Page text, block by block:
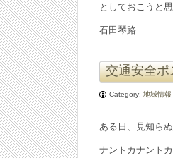
としておこうと思
石田琴路
交通安全
Category: 地域情報
ある日、見知ら
ナントカナント